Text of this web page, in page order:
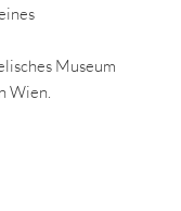
Museum
Wien.